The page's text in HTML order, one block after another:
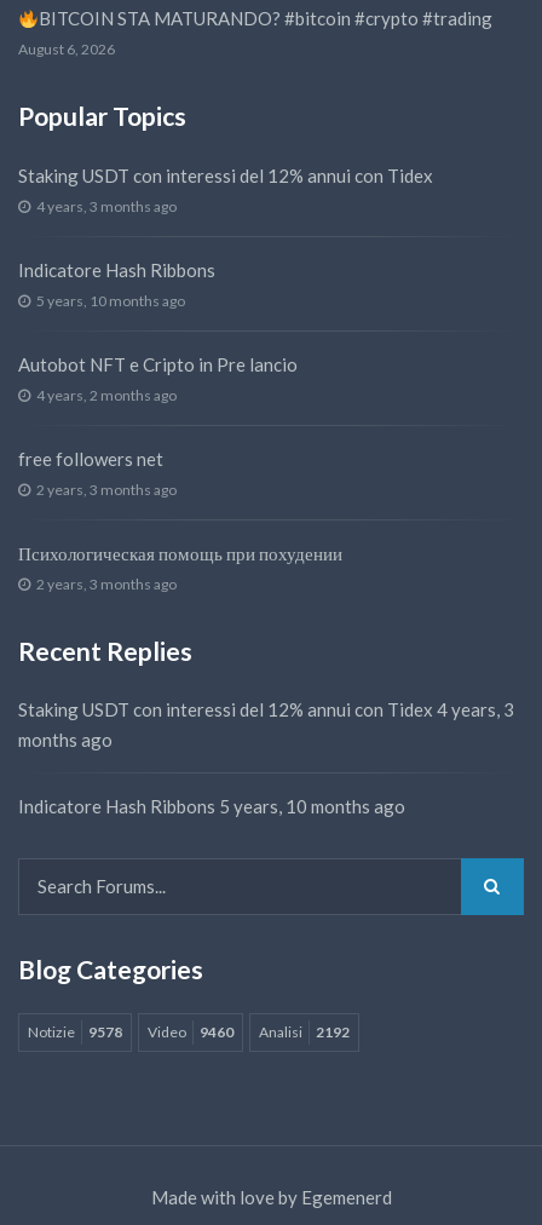
BITCOIN STA MATURANDO? #bitcoin #crypto #trading
August 6, 2026
Popular Topics
Staking USDT con interessi del 12% annui con Tidex
4 years, 3 months ago
Indicatore Hash Ribbons
5 years, 10 months ago
Autobot NFT e Cripto in Pre lancio
4 years, 2 months ago
free followers net
2 years, 3 months ago
Психологическая помощь при похудении
2 years, 3 months ago
Recent Replies
Staking USDT con interessi del 12% annui con Tidex 4 years, 3
months ago
Indicatore Hash Ribbons 5 years, 10 months ago
Blog Categories
Notizie 9578 Video 9460 Analisi 2192
Made with love by Egemenerd